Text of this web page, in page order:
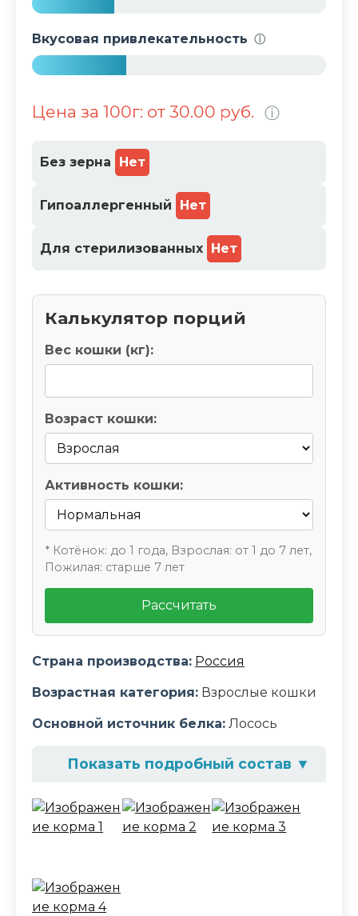
Вкусовая привлекательность ⓘ
Цена за 100г: от 30.00 руб. ⓘ
Без зерна Нет
Гипоаллергенный Нет
Для стерилизованных Нет
Калькулятор порций
Вес кошки (кг):
Возраст кошки:
Активность кошки:
* Котёнок: до 1 года, Взрослая: от 1 до 7 лет,
Пожилая: старше 7 лет
Рассчитать
Страна производства: Россия
Возрастная категория: Взрослые кошки
Основной источник белка: Лосось
Показать подробный состав ▼
Состав корма
кукуруза, птичья мука, кукурузный
лосось), минеральные добавки,
гидролизированная печень, пульпа